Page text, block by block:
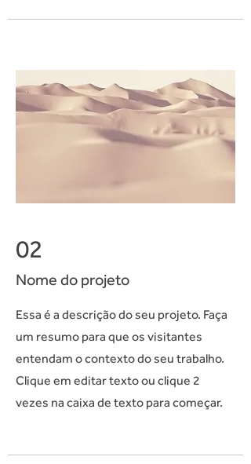
02
Nome do projeto
Essa é a descrição do seu projeto. Faça
um resumo para que os visitantes
entendam o contexto do seu trabalho.
Clique em editar texto ou clique 2
vezes na caixa de texto para começar.